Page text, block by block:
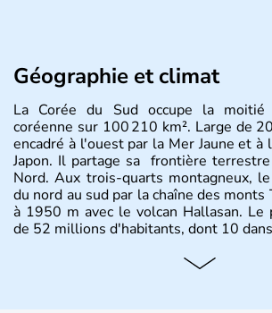
Géographie et climat
La Corée du Sud occupe la
coréenne sur 100 210 km². Large de
encadré à l'ouest par la Mer Jaune et à
Japon. Il partage sa frontière
Nord. Aux trois-quarts montagneux,
du nord au sud par la chaîne des monts
à 1950 m avec le volcan Hallasan. Le
de 52 millions d'habitants, dont 10
Histoire et administration